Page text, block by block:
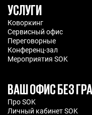
УСЛУГИ
Коворкинг
Сервисный офис
Переговорные
Конференц-зал
Мероприятия SOK
ВАШ ОФИС БЕЗ
Про SOK
Личный кабинет SOK